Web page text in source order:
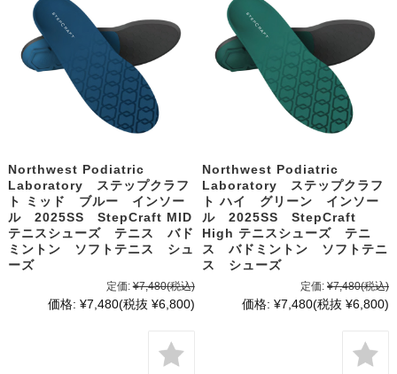
Northwest Podiatric
Laboratory ステップクラフ
ト ミッド ブルー インソー
ル 2025SS StepCraft MID
テニスシューズ テニス バド
ミントン ソフトテニス シュ
ーズ
定価: ¥7,480(税込)
価格: ¥7,480(税抜 ¥6,800)
Northwest Podiatric
Laboratory ステップクラフ
ト ハイ グリーン インソー
ル 2025SS StepCraft
High テニスシューズ テニ
ス バドミントン ソフトテニ
ス シューズ
定価: ¥7,480(税込)
価格: ¥7,480(税抜 ¥6,800)